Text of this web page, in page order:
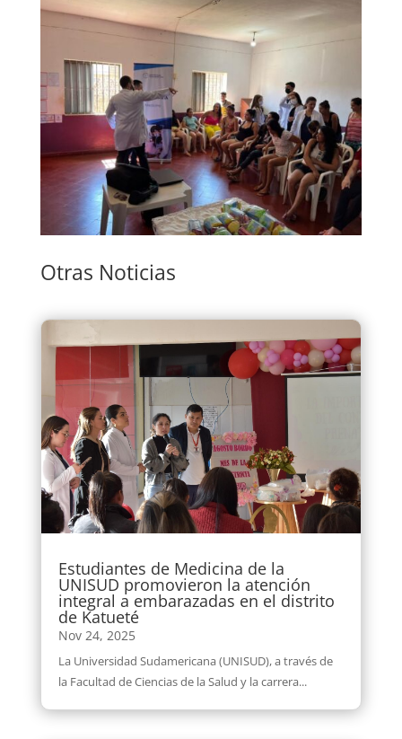
Otras Noticias
Estudiantes de Medicina de la
UNISUD promovieron la atención
integral a embarazadas en el distrito
de Katueté
Nov 24, 2025
La Universidad Sudamericana (UNISUD), a través de
la Facultad de Ciencias de la Salud y la carrera...